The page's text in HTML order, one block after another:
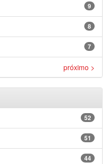
9
8
7
próximo >
52
51
44